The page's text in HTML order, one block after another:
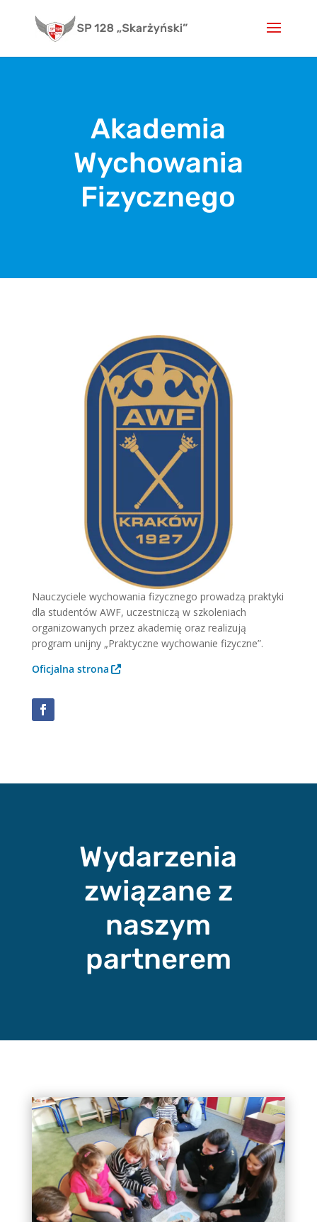
content
Akademia
Wychowania
Fizycznego
Nauczyciele wychowania fizycznego prowadzą praktyki
dla studentów AWF, uczestniczą w szkoleniach
organizowanych przez akademię oraz realizują
program unijny „Praktyczne wychowanie fizyczne”.
Oficjalna strona
Wydarzenia
związane z
naszym
partnerem